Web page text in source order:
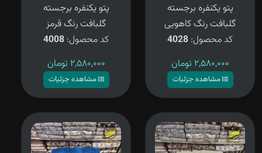
پتو یکنفره برجسته
گلبافت رنگ کاهویی
کد محصول: 4028
۲,۵۸۰,۰۰۰ تومان
مشاهده جزئیات
پتو یکنفره برجسته
گلبافت رنگ قرمز
کد محصول: 4008
۲,۵۸۰,۰۰۰ تومان
مشاهده جزئیات